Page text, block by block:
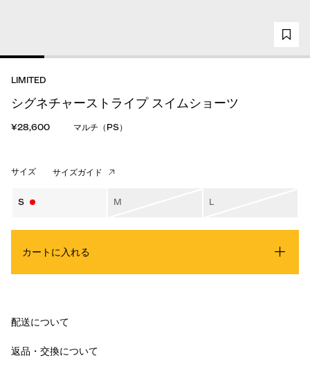
LIMITED
シグネチャーストライプ スイムショーツ
¥28,600 マルチ（PS）
サイズ サイズガイド
S M L
カートに入れる
配送について
返品・交換について